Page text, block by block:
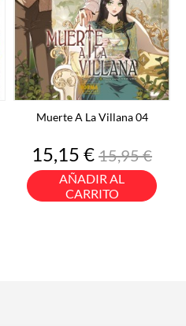
Muerte A La Villana 04
Precio
15,15 €Precio
base
15,95 €
AÑADIR AL
CARRITO